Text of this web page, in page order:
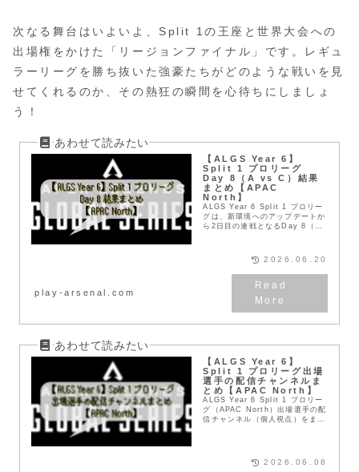
次なる舞台はいよいよ、Split 1の王座と世界大会への
出場権をかけた「リージョンファイナル」です。レギュ
ラーリーグを勝ち抜いた強豪たちがどのような戦いを見
せてくれるのか、その熱狂の瞬間を心待ちにしましょ
う！
【ALGS Year 6】
Split 1 プロリーグ
Day 8（A vs C）結果
まとめ【APAC
North】
ALGS Year 6 Split 1 プロリー
グは、新環境へのアップデートか
ら2日目の連戦となるDay 8（A
洗礼や環境適応への課...
play-arsenal.com
2026.06.20
【ALGS Year 6】
Split 1 プロリーグ出場
選手の配信チャンネルま
とめ【APAC North】
ALGS Year 6 Split 1 プロリー
グ（APAC North）出場選手の配
信チャンネル（個人視点）をまと
楽しくなるまとめ記事です。
2026.06.08